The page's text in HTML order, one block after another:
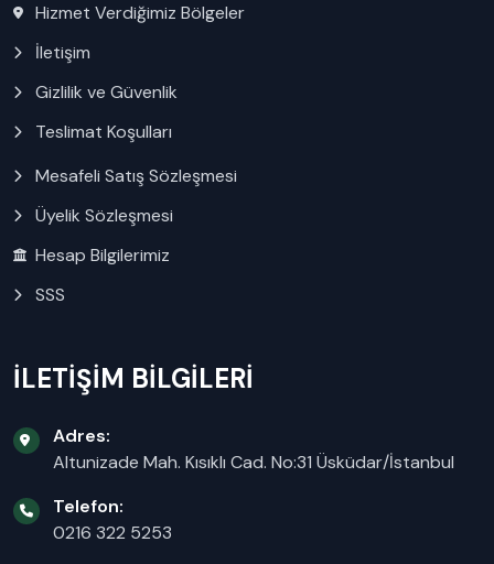
Hizmet Verdiğimiz Bölgeler
İletişim
Gizlilik ve Güvenlik
Teslimat Koşulları
Mesafeli Satış Sözleşmesi
Üyelik Sözleşmesi
Hesap Bilgilerimiz
SSS
İLETİŞİM BİLGİLERİ
Adres:
Altunizade Mah. Kısıklı Cad. No:31 Üsküdar/İstanbul
Telefon:
0216 322 5253